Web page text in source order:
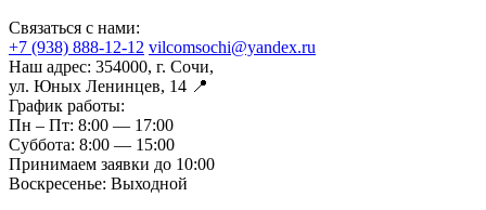
Связаться с нами:
+7 (938) 888-12-12 vilcomsochi@yandex.ru
Наш адрес: 354000, г. Сочи,
ул. Юных Ленинцев, 14 📍
График работы:
Пн – Пт: 8:00 — 17:00
Суббота: 8:00 — 15:00
Принимаем заявки до 10:00
Воскресенье: Выходной